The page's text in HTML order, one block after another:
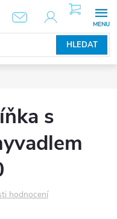
HLEDAT
NÁKUPNÍ
KOŠÍK
s
hodnocení